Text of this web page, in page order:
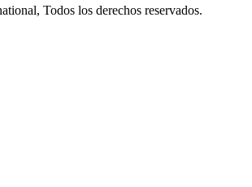
Todos los derechos reservados.